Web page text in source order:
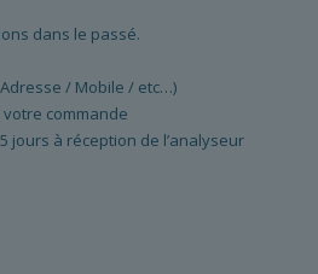
dans le passé.
/ Mobile / etc…)
commande
jours à réception de l’analyseur